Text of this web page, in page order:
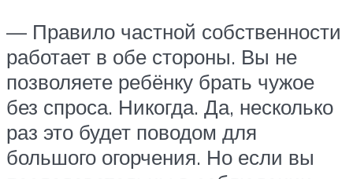
— Правило частной собственности
работает в обе стороны. Вы не
позволяете ребёнку брать чужое
без спроса. Никогда. Да, несколько
раз это будет поводом для
большого огорчения. Но если вы